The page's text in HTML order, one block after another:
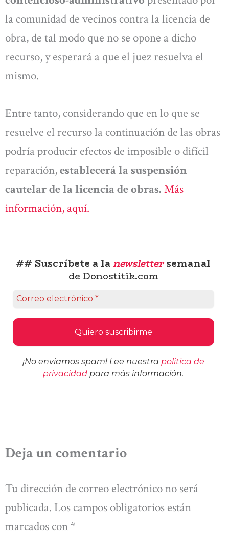
la comunidad de vecinos contra la licencia de
obra, de tal modo que no se opone a dicho
recurso, y esperará a que el juez resuelva el
mismo.
Entre tanto, considerando que en lo que se
resuelve el recurso la continuación de las obras
podría producir efectos de imposible o difícil
reparación,establecerá la suspensión
cautelar de la licencia de obras. Más
información, aquí.
## Suscríbete a lanewslettersemanal
de Donostitik.com
¡No enviamos spam! Lee nuestra política de
privacidad para más información.
Deja un comentario
Tu dirección de correo electrónico no será
publicada. Los campos obligatorios están
marcados con *